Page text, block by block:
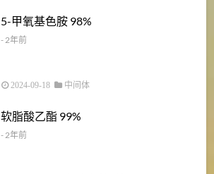
5-甲氧基色胺 98%
- 2年前
2024-09-18 中间体
软脂酸乙酯 99%
- 2年前